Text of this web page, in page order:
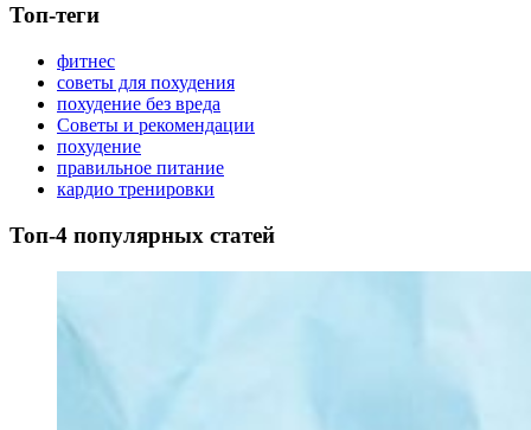
Топ-теги
фитнес
советы для похудения
похудение без вреда
Советы и рекомендации
похудение
правильное питание
кардио тренировки
Топ-4 популярных статей